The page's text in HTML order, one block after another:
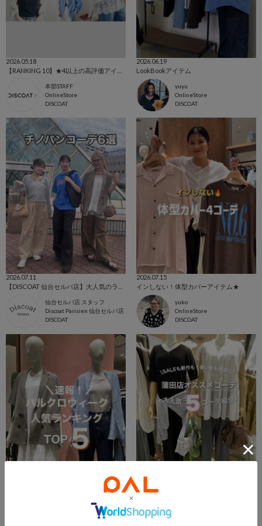
2026.05.18
本部STAFF
OnlineStore
DISCOAT
2026.06.19
LookBookアイテム
yuyu
OnlineStore
DISCOAT
2026.07.11
仙台セルバ店 スタッフ
Discoat Parisien 仙台セルバ店
DISCOAT
2026.07.15
インしない！体型カバーアイテム★
yuko
OnlineStore
DISCOAT
ゆめタウン廿日市店 スタッフ
2026.07.21